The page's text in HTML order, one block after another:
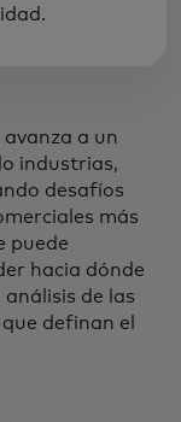
a un
industrias,
desafíos
más
puede
hacia dónde
de las
definan el